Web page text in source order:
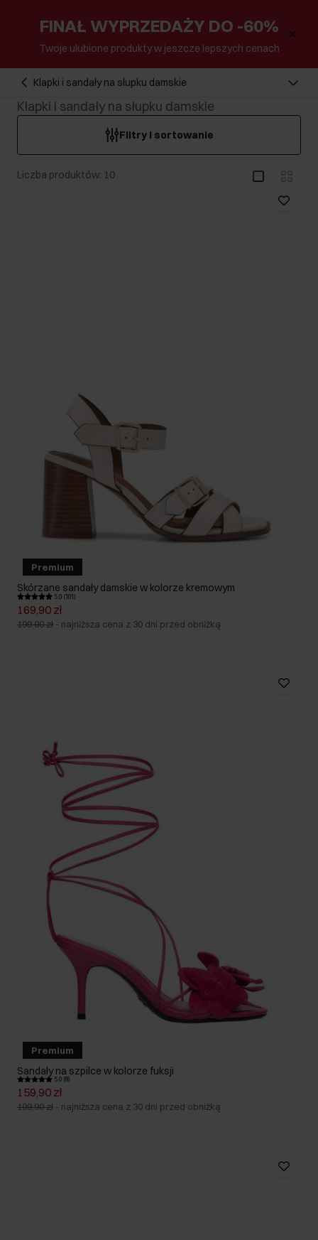
FINAŁ WYPRZEDAŻY DO -60%
Twoje ulubione produkty w jeszcze lepszych cenach
Klapki i sandały na słupku damskie
Klapki i sandały na słupku damskie
Filtry i sortowanie
Liczba produktów: 10
Premium
Skórzane sandały damskie w kolorze kremowym
5.0 (101)
169,90 zł
199,90 zł - najniższa cena z 30 dni przed obniżką
Premium
Sandały na szpilce w kolorze fuksji
5.0 (8)
159,90 zł
199,90 zł - najniższa cena z 30 dni przed obniżką